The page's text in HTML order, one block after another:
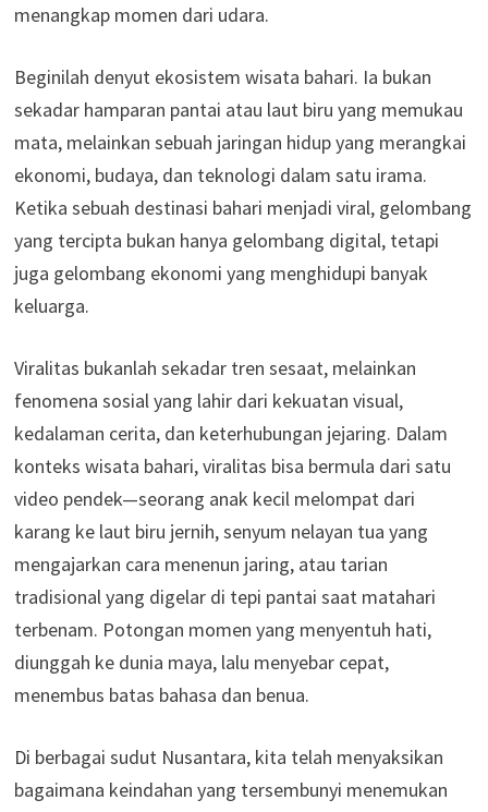
menangkap momen dari udara.
Beginilah denyut ekosistem wisata bahari. Ia bukan
sekadar hamparan pantai atau laut biru yang memukau
mata, melainkan sebuah jaringan hidup yang merangkai
ekonomi, budaya, dan teknologi dalam satu irama.
Ketika sebuah destinasi bahari menjadi viral, gelombang
yang tercipta bukan hanya gelombang digital, tetapi
juga gelombang ekonomi yang menghidupi banyak
keluarga.
Viralitas bukanlah sekadar tren sesaat, melainkan
fenomena sosial yang lahir dari kekuatan visual,
kedalaman cerita, dan keterhubungan jejaring. Dalam
konteks wisata bahari, viralitas bisa bermula dari satu
video pendek—seorang anak kecil melompat dari
karang ke laut biru jernih, senyum nelayan tua yang
mengajarkan cara menenun jaring, atau tarian
tradisional yang digelar di tepi pantai saat matahari
terbenam. Potongan momen yang menyentuh hati,
diunggah ke dunia maya, lalu menyebar cepat,
menembus batas bahasa dan benua.
Di berbagai sudut Nusantara, kita telah menyaksikan
bagaimana keindahan yang tersembunyi menemukan